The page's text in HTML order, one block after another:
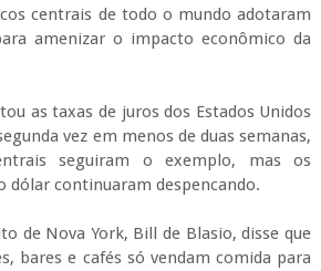
centrais de todo o mundo adotaram
amenizar o impacto econômico da
as taxas de juros dos Estados Unidos
vez em menos de duas semanas,
seguiram o exemplo, mas os
dólar continuaram despencando.
de Nova York, Bill de Blasio, disse que
bares e cafés só vendam comida para